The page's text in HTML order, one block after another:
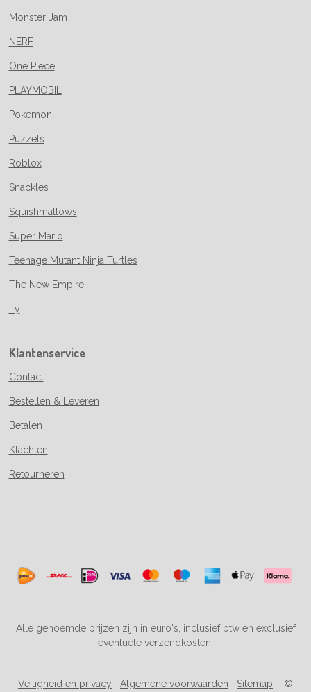
Monster Jam
NERF
One Piece
PLAYMOBIL
Pokemon
Puzzels
Roblox
Snackles
Squishmallows
Super Mario
Teenage Mutant Ninja Turtles
The New Empire
Ty
Klantenservice
Contact
Bestellen & Leveren
Betalen
Klachten
Retourneren
Alle genoemde prijzen zijn in euro's, inclusief btw en exclusief
eventuele verzendkosten.
Veiligheid en privacy Algemene voorwaarden Sitemap ©